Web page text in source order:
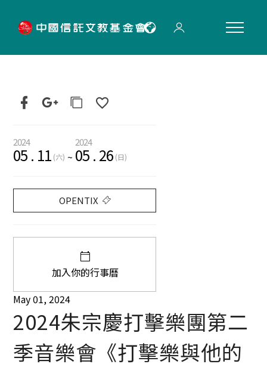
2024
05 . 11 (六) ~
2024
05 . 26 (日)
OPENTIX
加入你的行事曆
May 01, 2024
2024朱宗慶打擊樂團第二
季音樂會《打擊樂與他的